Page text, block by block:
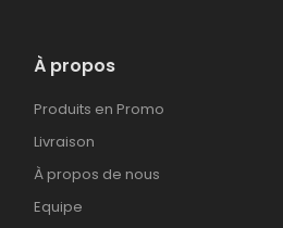
À propos
Produits en Promo
Livraison
À propos de nous
Equipe